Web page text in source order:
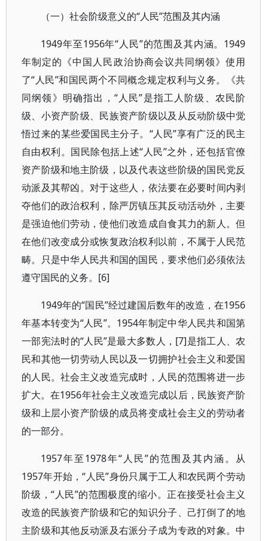
（一）社会阶级意义的“人民”范围及其内涵
1949年至1956年“人民”的范围及其内涵。1949
年制定的《中国人民政治协商会议共同纲领》使用
了“人民”和国民两个不同概念规定权利与义务。《共
同纲领》明确指出，“人民”是指工人阶级、农民阶
级、小资产阶级、民族资产阶级以及从反动阶级中觉
悟过来的某些爱国民主分子。“人民”享有广泛的民主
自由权利。国民除包括上述“人民”之外，还包括官僚
资产阶级和地主阶级，以及代表这些阶级的国民党反
动派及其帮凶。对于这些人，依法要在必要时间内剥
夺他们的政治权利，除严厉镇压其反动活动外，主要
是强迫他们劳动，使他们改造成自食其力的新人。但
在他们改变成分或恢复政治权利以前，不属于人民范
畴。只是中华人民共和国的国民，要求他们必须依法
遵守国民的义务。[6]
1949年的“国民”经过建国后数年的改造，在1956
年基本转变为“人民”。1954年制定中华人民共和国第
一部宪法时的“人民”是最大多数人，[7]是指工人、农
民和其他一切劳动人民以及一切拥护社会主义和爱国
的人民。社会主义改造完成时，人民的范围将进一步
扩大。在1956年社会主义改造完成以后，民族资产阶
级和上层小资产阶级的成员将变成社会主义的劳动者
的一部分。
1957年至1978年“人民”的范围及其内涵。从
1957年开始，“人民”身份只属于工人和农民两个劳动
阶级，“人民”的范围极度的缩小。正在接受社会主义
改造的民族资产阶级和它的知识分子、己打倒了的地
主阶级和其他反动派及右派分子成为专政的对象。中